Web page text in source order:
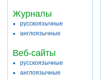
Журналы
русскоязычные
англоязычные
Веб-сайты
русскоязычные
англоязычные